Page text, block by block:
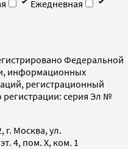
Ежедневная
Федеральной
информационных
регистрационный
серия Эл №
г. Москва, ул.
4, пом. X, ком. 1